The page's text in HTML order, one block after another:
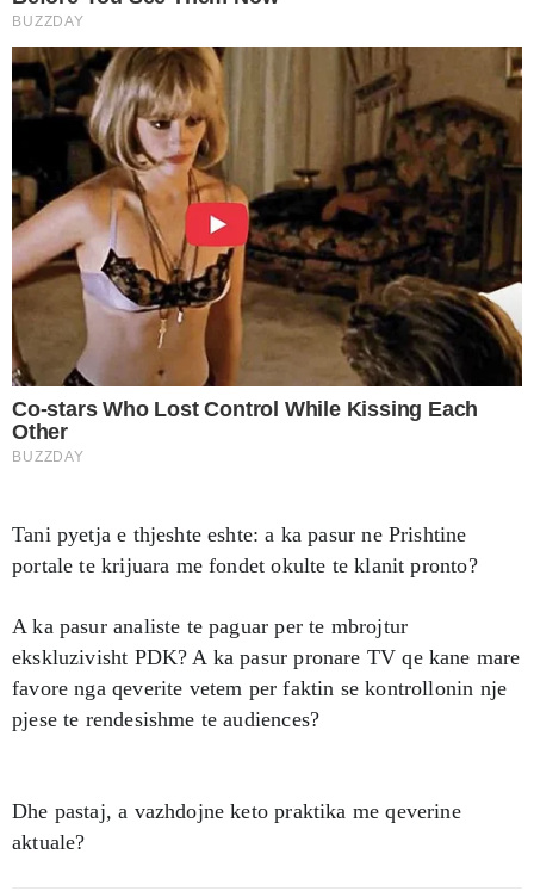
Tani pyetja e thjeshte eshte: a ka pasur ne Prishtine
portale te krijuara me fondet okulte te klanit pronto?
A ka pasur analiste te paguar per te mbrojtur
ekskluzivisht PDK? A ka pasur pronare TV qe kane mare
favore nga qeverite vetem per faktin se kontrollonin nje
pjese te rendesishme te audiences?
Dhe pastaj, a vazhdojne keto praktika me qeverine
aktuale?